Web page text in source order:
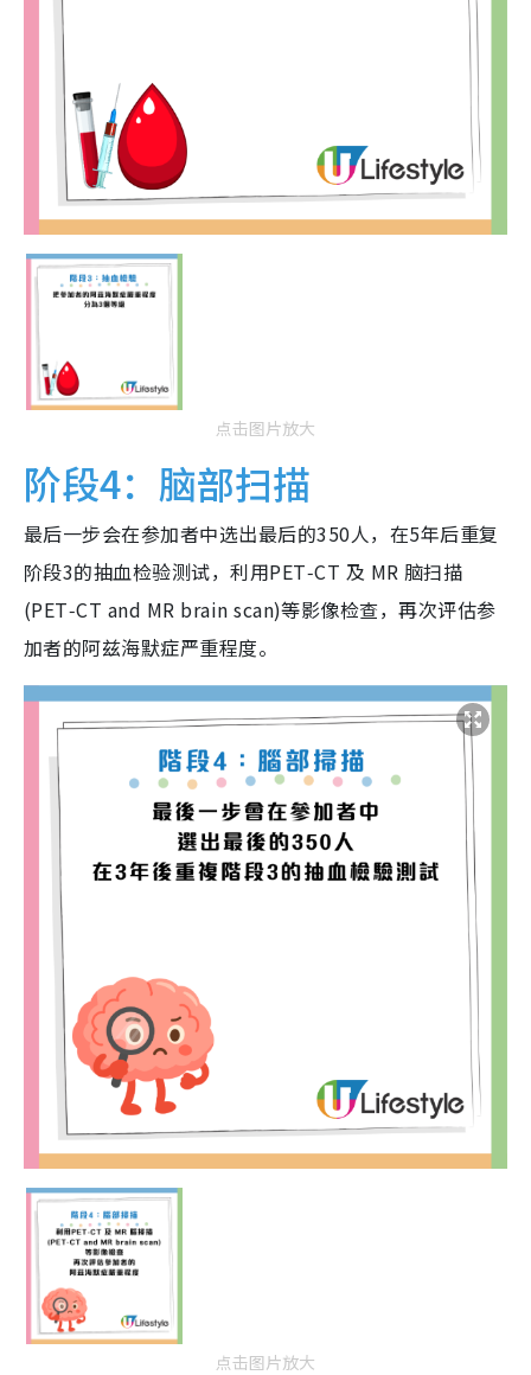
点击图片放大
阶段4：脑部扫描
最后一步会在参加者中选出最后的350人，在5年后重复
阶段3的抽血检验测试，利用PET‑CT 及 MR 脑扫描
(PET‑CT and MR brain scan)等影像检查，再次评估参
加者的阿兹海默症严重程度。
点击图片放大